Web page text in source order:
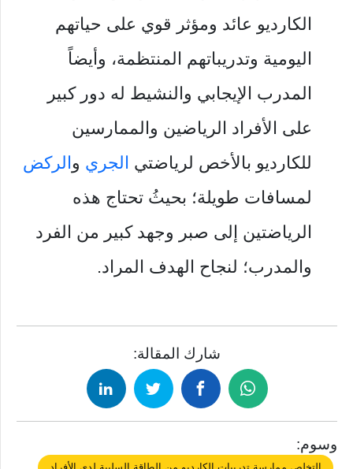
الكارديو عائد ومؤثر قوي على حياتهم
اليومية وتدريباتهم المنتظمة، وأيضاً
المدرب الإيجابي والنشيط له دور كبير
على الأفراد الرياضين والممارسين
للكارديو بالأخص لرياضتي الجري والركض
لمسافات طويلة؛ بحيثُ تحتاج هذه
الرياضتين إلى صبر وجهد كبير من الفرد
والمدرب؛ لنجاح الهدف المراد.
شارك المقالة:
وسوم: